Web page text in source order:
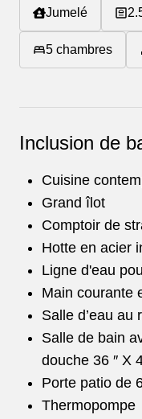
Jumelé
5 chambres
Inclusion de
Cuisine
Grand îlot
Comptoir de
Hotte en acier
Ligne d'eau
Main courante
Salle d’eau au
Salle de bain
douche 36 ″ X
Porte patio de 6
Thermopompe